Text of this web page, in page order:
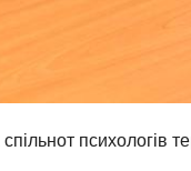
психологів